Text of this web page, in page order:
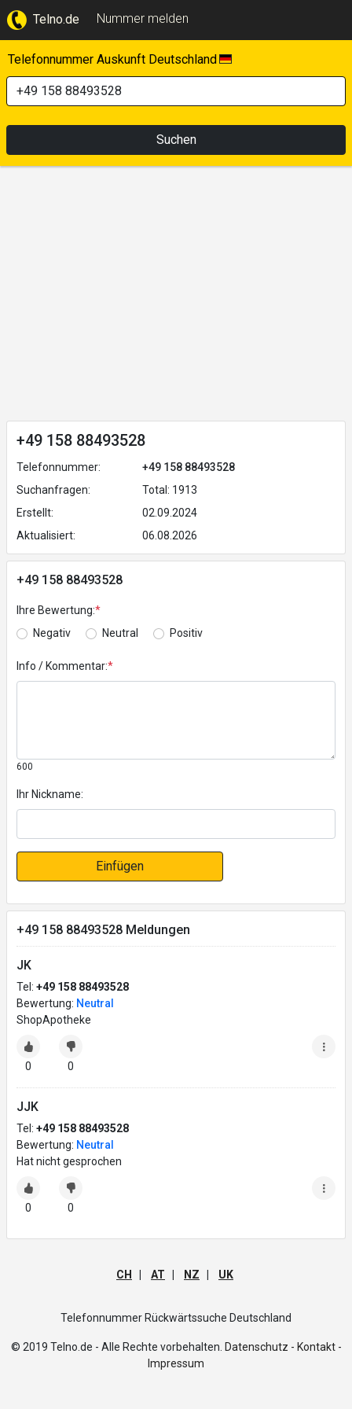
Telno.de Nummer melden
Telefonnummer Auskunft Deutschland
Suchen
+49 158 88493528
Telefonnummer:
+49 158 88493528
Suchanfragen:
Total: 1913
Erstellt:
02.09.2024
Aktualisiert:
06.08.2026
+49 158 88493528
Ihre Bewertung:*
Negativ
Neutral Positiv
Info / Kommentar:*
600
Ihr Nickname:
Einfügen
+49 158 88493528 Meldungen
JK
Tel: +49 158 88493528
Bewertung: Neutral
ShopApotheke
0 0
JJK
Tel: +49 158 88493528
Bewertung: Neutral
Hat nicht gesprochen
0 0
CH AT NZ UK
Telefonnummer Rückwärtssuche Deutschland
© 2019 Telno.de - Alle Rechte vorbehalten. Datenschutz - Kontakt -
Impressum